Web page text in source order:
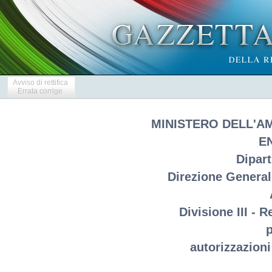
Avviso di rettifica
Errata corrige
MINISTERO
Direzione
Divisione III -